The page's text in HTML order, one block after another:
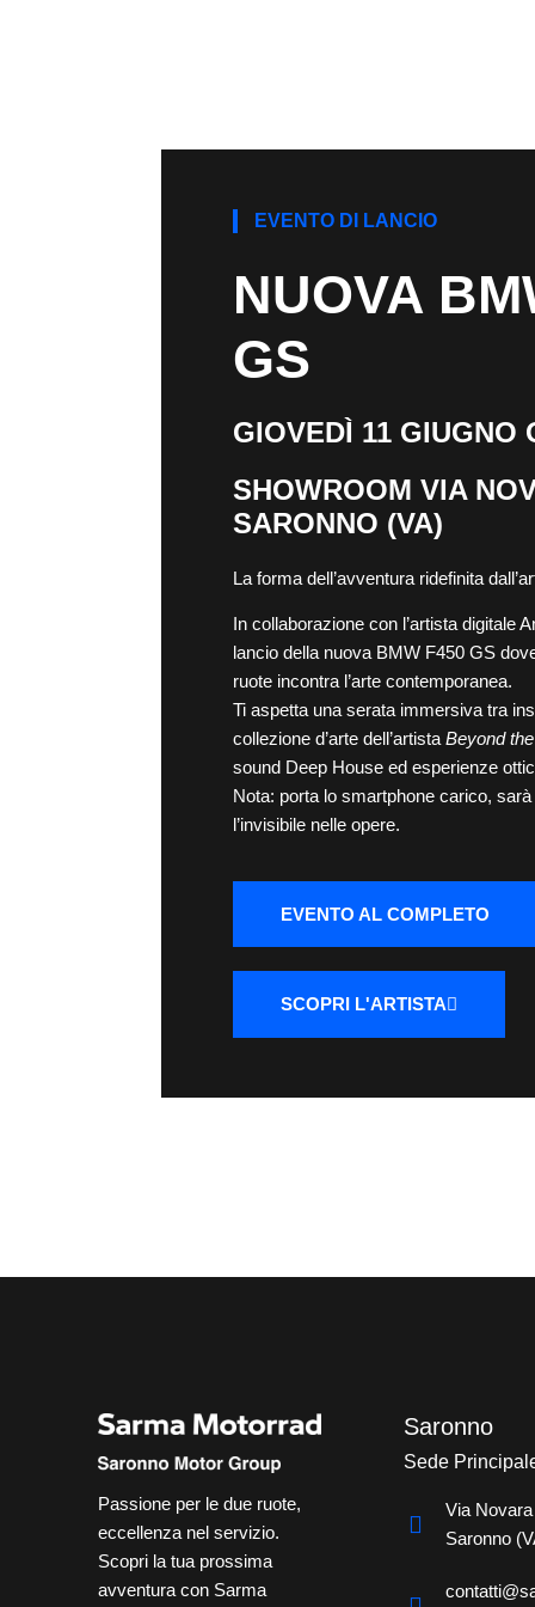
EVENTO DI LANCIO
NUOVA
GS
GIOVEDÌ 11 GIUGNO
SHOWROOM VIA
SARONNO (VA)
La forma dell’avventura ridefinita
In collaborazione con l’artista digitale
lancio della nuova BMW F450 GS
ruote incontra l’arte contemporanea.
Ti aspetta una serata immersiva tra
collezione d’arte dell’artista Beyond
sound Deep House ed esperienze
Nota: porta lo smartphone carico,
l’invisibile nelle opere.
EVENTO AL COMPLETO
SCOPRI L'ARTISTA
Passione per le due ruote,
eccellenza nel servizio.
Scopri la tua prossima
avventura con Sarma
Saronno
Sede
Via
Saronno